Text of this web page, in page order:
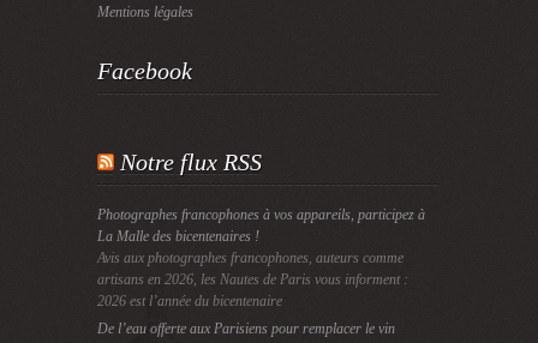
Mentions légales
Facebook
Notre flux RSS
Photographes francophones à vos appareils, participez à
La Malle des bicentenaires !
Avis aux photographes francophones, auteurs comme
artisans en 2026, les Nautes de Paris vous informent :
2026 est l’année du bicentenaire
De l’eau offerte aux Parisiens pour remplacer le vin